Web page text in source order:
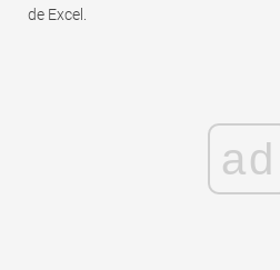
Consejos de Excel
DSA
de Excel.
ad